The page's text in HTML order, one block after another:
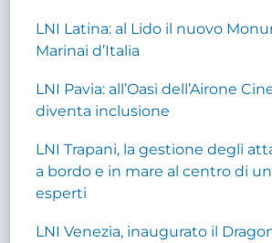
LNI Latina: al Lido il nuovo
Marinai d’Italia
LNI Pavia: all’Oasi dell’Airone
diventa inclusione
LNI Trapani, la gestione degli
a bordo e in mare al centro di
esperti
LNI Venezia, inaugurato il